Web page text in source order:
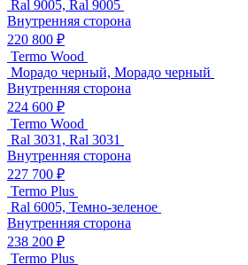
Ral 9005, Ral 9005
Внутренняя сторона
220 800 ₽
Termo Wood
Морадо черный, Морадо черный
Внутренняя сторона
224 600 ₽
Termo Wood
Ral 3031, Ral 3031
Внутренняя сторона
227 700 ₽
Termo Plus
Ral 6005, Темно-зеленое
Внутренняя сторона
238 200 ₽
Termo Plus